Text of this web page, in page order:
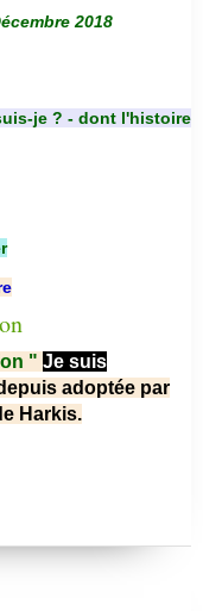
2018
je ? - dont l'histoire
" Je suis
adoptée par
Harkis.